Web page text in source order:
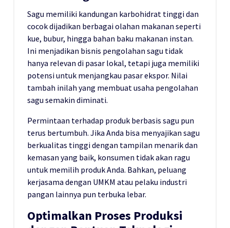
Sagu memiliki kandungan karbohidrat tinggi dan
cocok dijadikan berbagai olahan makanan seperti
kue, bubur, hingga bahan baku makanan instan.
Ini menjadikan bisnis pengolahan sagu tidak
hanya relevan di pasar lokal, tetapi juga memiliki
potensi untuk menjangkau pasar ekspor. Nilai
tambah inilah yang membuat usaha pengolahan
sagu semakin diminati.
Permintaan terhadap produk berbasis sagu pun
terus bertumbuh. Jika Anda bisa menyajikan sagu
berkualitas tinggi dengan tampilan menarik dan
kemasan yang baik, konsumen tidak akan ragu
untuk memilih produk Anda. Bahkan, peluang
kerjasama dengan UMKM atau pelaku industri
pangan lainnya pun terbuka lebar.
Optimalkan Proses Produksi